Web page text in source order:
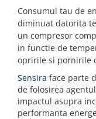
Consumul tau de
diminuat datorita
un compresor
in functie de
opririle si pornirile
Sensira face parte
de folosirea
impactul asupra
performanta